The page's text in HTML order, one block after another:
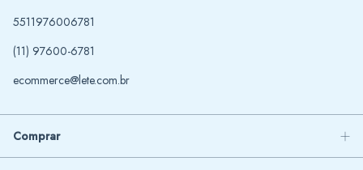
5511976006781
(11) 97600-6781
ecommerce@lete.com.br
Comprar